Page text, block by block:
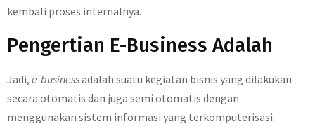
kembali proses internalnya.
Pengertian E-Business Adalah
Jadi, e-businessadalah suatu kegiatan bisnis yang dilakukan
secara otomatis dan juga semi otomatis dengan
menggunakan sistem informasi yang terkomputerisasi.